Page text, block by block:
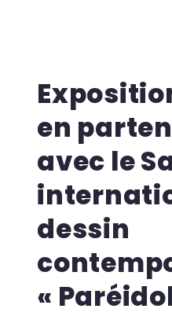
en
avec le
dessin
«